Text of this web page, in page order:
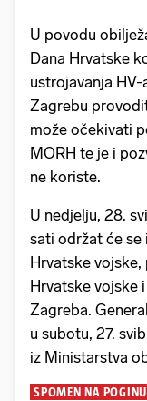
U povodu
Dana Hrvatske
ustrojavanja HV-
Zagrebu
može očekivati
MORH te je i
ne koriste.
U nedjelju, 28.
sati održat će se
Hrvatske
Hrvatske vojske
Zagreba.
u subotu, 27.
iz Ministarstva
SPOMEN NA